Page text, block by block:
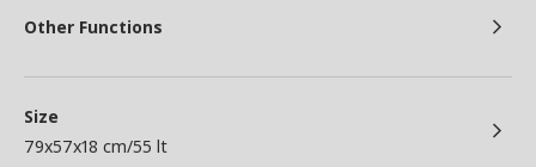
Other Functions
Size
79x57x18 cm/55 lt